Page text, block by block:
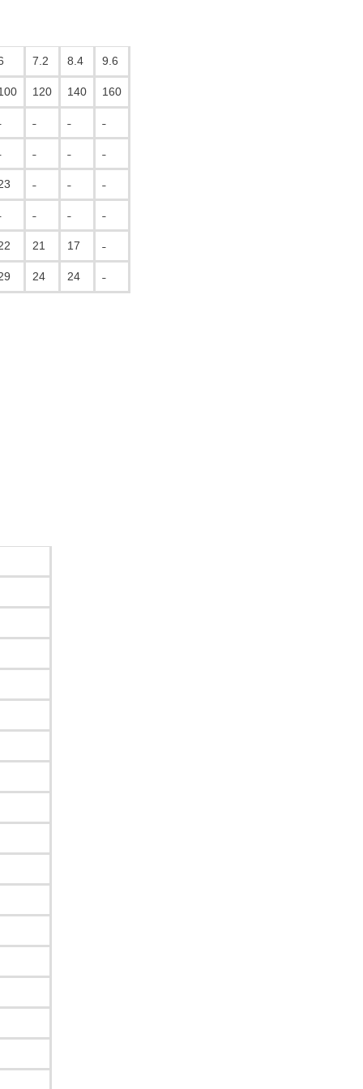
7.2 8.4 9.6
120 140 160
˗ ˗ ˗
˗ ˗ ˗
˗ ˗ ˗
˗ ˗ ˗
21 17 ˗
24 24 ˗